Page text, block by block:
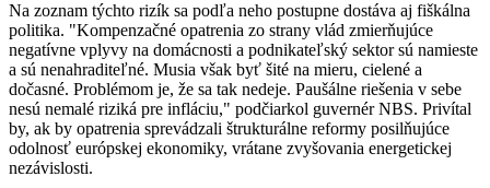
Na zoznam týchto rizík sa podľa neho postupne dostáva aj fiškálna
politika. "Kompenzačné opatrenia zo strany vlád zmierňujúce
negatívne vplyvy na domácnosti a podnikateľský sektor sú namieste
a sú nenahraditeľné. Musia však byť šité na mieru, cielené a
dočasné. Problémom je, že sa tak nedeje. Paušálne riešenia v sebe
nesú nemalé riziká pre infláciu," podčiarkol guvernér NBS. Privítal
by, ak by opatrenia sprevádzali štrukturálne reformy posilňujúce
odolnosť európskej ekonomiky, vrátane zvyšovania energetickej
nezávislosti.